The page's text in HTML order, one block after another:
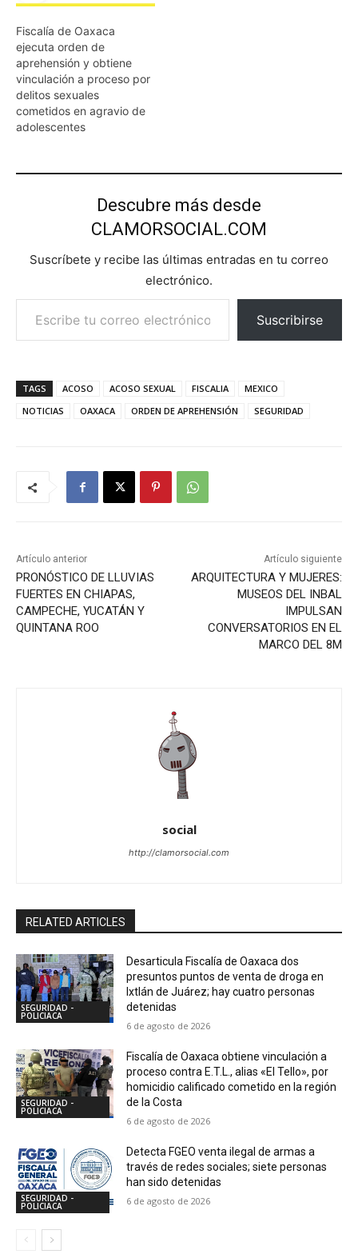
Fiscalía de Oaxaca
ejecuta orden de
aprehensión y obtiene
vinculación a proceso por
delitos sexuales
cometidos en agravio de
adolescentes
Descubre más desde
CLAMORSOCIAL.COM
Suscríbete y recibe las últimas entradas en tu correo
electrónico.
Escribe tu correo electrónico…
Suscribirse
TAGS ACOSO ACOSO SEXUAL FISCALIA
MEXICO
NOTICIAS
OAXACA ORDEN DE APREHENSIÓN SEGURIDAD
Artículo anterior
PRONÓSTICO DE LLUVIAS
FUERTES EN CHIAPAS,
CAMPECHE, YUCATÁN Y
QUINTANA ROO
Artículo siguiente
ARQUITECTURA Y MUJERES:
MUSEOS DEL INBAL
IMPULSAN
CONVERSATORIOS EN EL
MARCO DEL 8M
social
http://clamorsocial.com
RELATED ARTICLES
SEGURIDAD -
POLICIACA
Desarticula Fiscalía de Oaxaca dos
presuntos puntos de venta de droga en
Ixtlán de Juárez; hay cuatro personas
detenidas
6 de agosto de 2026
SEGURIDAD -
POLICIACA
Fiscalía de Oaxaca obtiene vinculación a
proceso contra E.T.L., alias «El Tello», por
homicidio calificado cometido en la región
de la Costa
6 de agosto de 2026
SEGURIDAD -
POLICIACA
Detecta FGEO venta ilegal de armas a
través de redes sociales; siete personas
han sido detenidas
6 de agosto de 2026